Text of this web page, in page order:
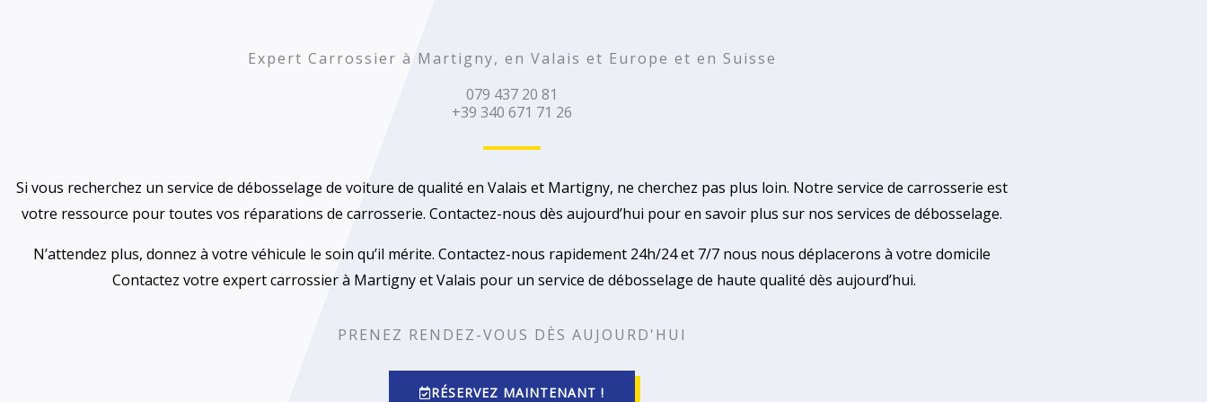
Expert Carrossier à Martigny, en Valais et Europe et en Suisse
079 437 20 81
+39 340 671 71 26
Si vous recherchez un service de débosselage de voiture de qualité en Valais et Martigny, ne cherchez pas plus loin. Notre service de carrosserie est
votre ressource pour toutes vos réparations de carrosserie. Contactez-nous dès aujourd’hui pour en savoir plus sur nos services de débosselage.
N’attendez plus, donnez à votre véhicule le soin qu’il mérite. Contactez-nous rapidement 24h/24 et 7/7 nous nous déplacerons à votre domicile
Contactez votre expert carrossier à Martigny et Valais pour un service de débosselage de haute qualité dès aujourd’hui.
PRENEZ RENDEZ-VOUS DÈS AUJOURD'HUI
RÉSERVEZ MAINTENANT !